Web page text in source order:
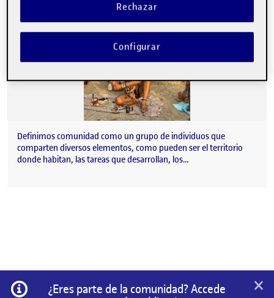
Definimos comunidad como un grupo de individuos que
comparten diversos elementos, como pueden ser el territorio
donde habitan, las tareas que desarrollan, los…
Información
¿Eres parte de la comunidad? Accede
×
Rechazar
Configurar